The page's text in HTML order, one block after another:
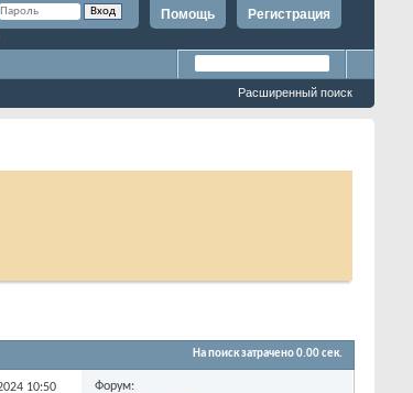
Регистрация
Помощь
Расширенный поиск
На поиск затрачено0.00сек.